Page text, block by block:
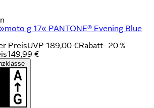
g 17« PANTONE® Evening Blue
PreisUVP 189,00 €Rabatt- 20 %
149,99 €